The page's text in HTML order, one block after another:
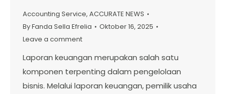
Accounting Service, ACCURATE NEWS
ByFanda Sella Efrelia
Oktober 16, 2025
Leave a comment
Laporan keuangan merupakan salah satu
komponen terpenting dalam pengelolaan
bisnis. Melalui laporan keuangan, pemilik usaha